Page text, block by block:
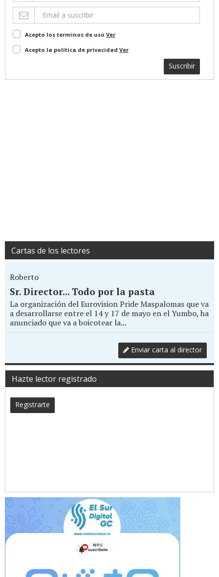
Acepto los terminos de uso Ver
Acepto la política de privacidad Ver
Suscribir
Cartas de los lectores
Roberto
Sr. Director... Todo por la pasta
La organización del Eurovision Pride Maspalomas que va
a desarrollarse entre el 14 y 17 de mayo en el Yumbo, ha
anunciado que va a boicotear la...
Enviar carta al director
Hazte lector registrado
Registrarte